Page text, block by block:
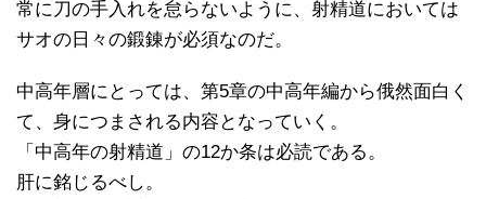
常に刀の手入れを怠らないように、射精道においては
サオの日々の鍛錬が必須なのだ。
中高年層にとっては、第5章の中高年編から俄然面白く
て、身につまされる内容となっていく。
「中高年の射精道」の12か条は必読である。
肝に銘じるべし。